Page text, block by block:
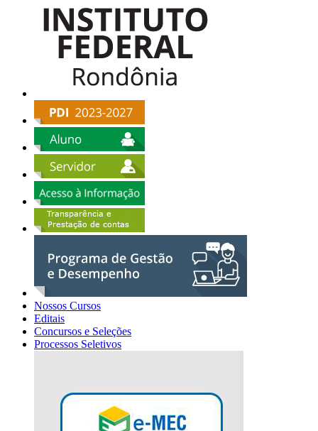
Nossos Cursos
Editais
Concursos e Seleções
Processos Seletivos